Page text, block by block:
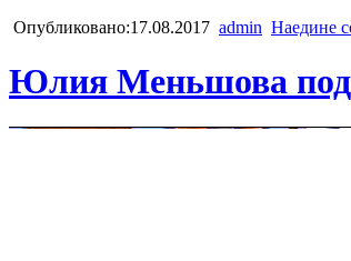
Опубликовано:17.08.2017 admin Наедине
Юлия Меньшова